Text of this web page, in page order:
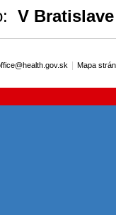
V Bratislave
Mapa